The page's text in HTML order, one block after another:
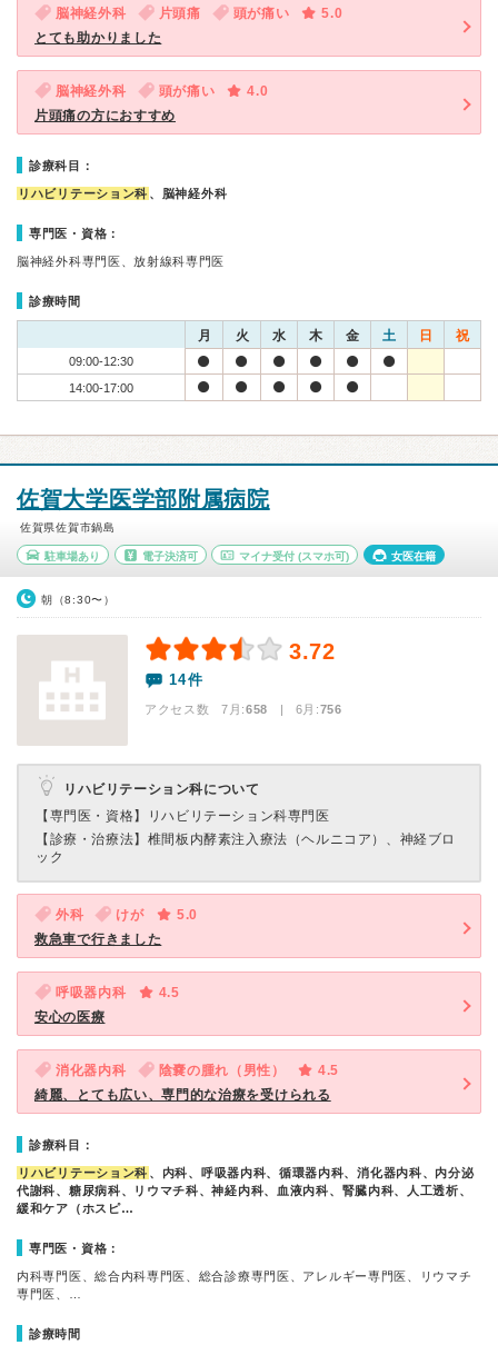
脳神経外科 片頭痛 頭が痛い
5.0
とても助かりました
脳神経外科 頭が痛い
4.0
片頭痛の方におすすめ
診療科目：
リハビリテーション科 、脳神経外科
専門医・資格：
脳神経外科専門医、放射線科専門医
診療時間
月 火 水 木 金 土 日 祝
09:00-12:30
14:00-17:00
佐賀大学医学部附属病院
佐賀県佐賀市鍋島
駐車場あり 電子決済可 マイナ受付 (スマホ可) 女医在籍
朝（8:30〜）
3.72
14件
アクセス数 7月:658 | 6月:756
リハビリテーション科について
【専門医・資格】
リハビリテーション科専門医
【診療・治療法】 椎間板内酵素注入療法（ヘルニコア）、神経ブロ
ック
外科 けが
5.0
救急車で行きました
呼吸器内科
4.5
安心の医療
消化器内科 陰嚢の腫れ（男性）
4.5
綺麗、とても広い、専門的な治療を受けられる
診療科目：
リハビリテーション科 、内科、呼吸器内科、循環器内科、消化器内科、内分泌
代謝科、糖尿病科、リウマチ科、神経内科、血液内科、腎臓内科、人工透析、
緩和ケア（ホスピ…
専門医・資格：
内科専門医、総合内科専門医、総合診療専門医、アレルギー専門医、リウマチ
専門医、…
診療時間